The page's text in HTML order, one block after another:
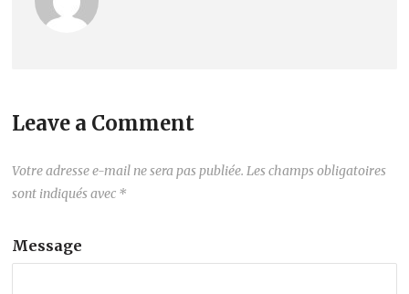
Leave a Comment
Votre adresse e-mail ne sera pas publiée. Les champs obligatoires
sont indiqués avec *
Message